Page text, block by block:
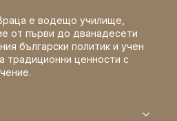
е водещо училище,
от първи до дванадесети
български политик и учен
традиционни ценности с